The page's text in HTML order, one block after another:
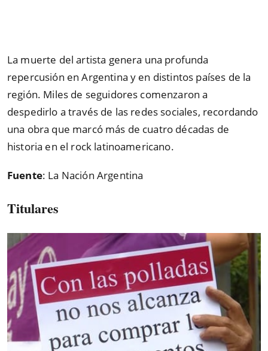
La muerte del artista genera una profunda
repercusión en Argentina y en distintos países de la
región. Miles de seguidores comenzaron a
despedirlo a través de las redes sociales, recordando
una obra que marcó más de cuatro décadas de
historia en el rock latinoamericano.
Fuente: La Nación Argentina
Titulares